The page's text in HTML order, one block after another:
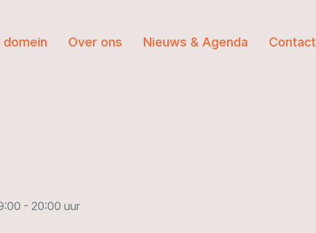
domein Over ons Nieuws & Agenda Contact
- 20:00 uur